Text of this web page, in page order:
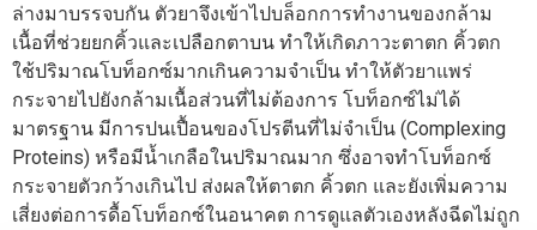
ล่างมาบรรจบกัน ตัวยาจึงเข้าไปบล็อกการทำงานของกล้าม
เนื้อที่ช่วยยกคิ้วและเปลือกตาบน ทำให้เกิดภาวะตาตก คิ้วตก
ใช้ปริมาณโบท็อกซ์มากเกินความจำเป็น ทำให้ตัวยาแพร่
กระจายไปยังกล้ามเนื้อส่วนที่ไม่ต้องการ โบท็อกซ์ไม่ได้
มาตรฐาน มีการปนเปื้อนของโปรตีนที่ไม่จำเป็น (Complexing
Proteins) หรือมีน้ำเกลือในปริมาณมาก ซึ่งอาจทำโบท็อกซ์
กระจายตัวกว้างเกินไป ส่งผลให้ตาตก คิ้วตก และยังเพิ่มความ
เสี่ยงต่อการดื้อโบท็อกซ์ในอนาคต การดูแลตัวเองหลังฉีดไม่ถูก